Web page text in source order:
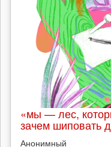
«мы — лес,
зачем шиповать
Анонимный